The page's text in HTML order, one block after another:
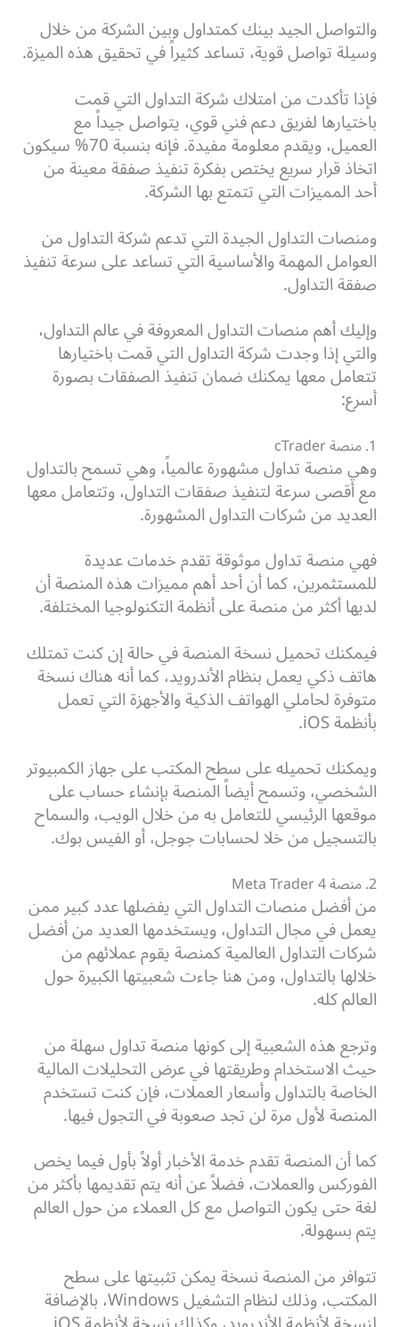
والتواصل الجيد بينك كمتداول وبين الشركة من خلال
وسيلة تواصل قوية، تساعد كثيراً في تحقيق هذه الميزة.
فإذا تأكدت من امتلاك شركة التداول التي قمت
باختيارها لفريق دعم فني قوي، يتواصل جيداً مع
العميل، ويقدم معلومة مفيدة. فإنه بنسبة 70% سيكون
اتخاذ قرار سريع يختص بفكرة تنفيذ صفقة معينة من
أحد المميزات التي تتمتع بها الشركة.
ومنصات التداول الجيدة التي تدعم شركة التداول من
العوامل المهمة والأساسية التي تساعد على سرعة تنفيذ
صفقة التداول.
وإليك أهم منصات التداول المعروفة في عالم التداول،
والتي إذا وجدت شركة التداول التي قمت باختيارها
تتعامل معها يمكنك ضمان تنفيذ الصفقات بصورة
أسرع:
1. منصة cTrader
وهي منصةتداول مشهورة عالمياً، وهي تسمح بالتداول
مع أقصى سرعة لتنفيذ صفقات التداول، وتتعامل معها
العديد من شركات التداول المشهورة.
فهي منصة تداول موثوقة تقدم خدمات عديدة
للمستثمرين، كما أن أحد أهم مميزات هذه المنصة أن
لديها أكثر من منصة على أنظمة التكنولوجيا المختلفة.
فيمكنك تحميل نسخة المنصة في حالة إن كنت تمتلك
هاتف ذكي يعمل بنظام الأندرويد، كما أنه هناك نسخة
متوفرة لحاملي الهواتف الذكية والأجهزة التي تعمل
بأنظمة iOS.
ويمكنك تحميله على سطح المكتب على جهاز الكمبيوتر
الشخصي، وتسمح أيضاً المنصة بإنشاء حساب على
موقعها الرئيسي للتعامل به من خلال الويب، والسماح
بالتسجيل من خلا لحسابات جوجل، أو الفيس بوك.
2. منصة Meta Trader 4
من أفضل منصات التداول التي يفضلها عدد كبير ممن
يعمل في مجال التداول، ويستخدمها العديد من أفضل
شركات التداول العالمية كمنصة يقوم عملائهم من
خلالها بالتداول، ومن هنا جاءت شعبيتها الكبيرة حول
العالم كله.
وترجع هذه الشعبية إلى كونها منصة تداول سهلة من
حيث الاستخدام وطريقتها في عرض التحليلات المالية
الخاصة بالتداول وأسعار العملات، فإن كنت تستخدم
المنصة لأول مرة لن تجد صعوبة في التجول فيها.
كما أن المنصة تقدم خدمة الأخبار أولاً بأول فيما يخص
الفوركس والعملات، فضلاً عن أنه يتم تقديمها بأكثر من
لغة حتى يكون التواصل مع كل العملاء من حول العالم
يتم بسهولة.
تتوافر من المنصة نسخة يمكن تثبيتها على سطح
المكتب، وذلك لنظام التشغيل Windows، بالإضافة